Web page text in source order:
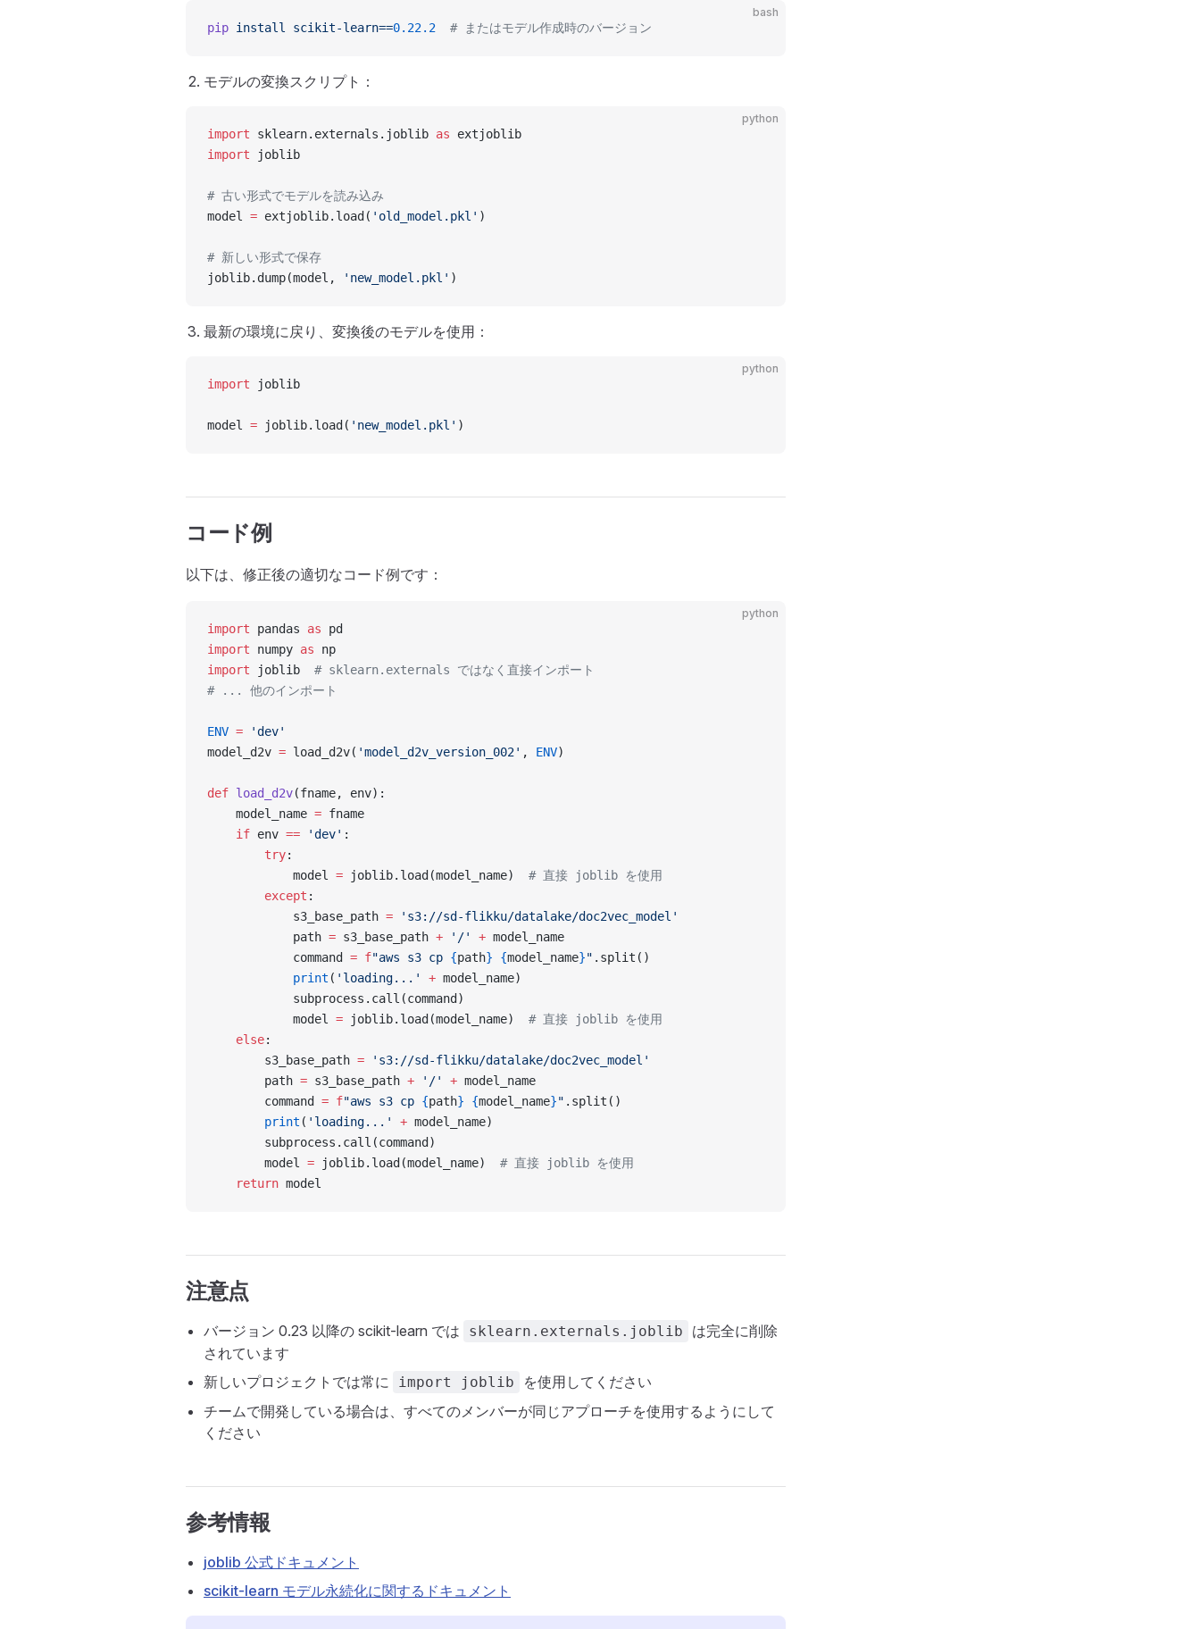
bash
pip install scikit-learn==0.22.2
  # またはモデル作成時のバージョン
モデルの変換スクリプト：
python
import sklearn.externals.joblib as extjoblib
import joblib
# 古い形式でモデルを読み込み
model = extjoblib.load( 'old_model.pkl' )
# 新しい形式で保存
joblib.dump(model,
'new_model.pkl' )
最新の環境に戻り、変換後のモデルを使用：
python
import joblib
model = joblib.load( 'new_model.pkl' )
コード例
以下は、修正後の適切なコード例です：
python
import pandas as pd
import numpy as np
import joblib # sklearn.externals ではなく直接インポート
# ... 他のインポート
ENV = 'dev'
model_d2v = load_d2v( 'model_d2v_version_002' , ENV)
def load_d2v(fname, env):
    model_name
= fname
    if
env == 'dev' :
        try
:
            model
= joblib.load(model_name) # 直接 joblib を使用
        except
:
            s3_base_path
= 's3://sd-flikku/datalake/doc2vec_model'
            path
= s3_base_path + '/' + model_name
            command
= f"aws s3 cp {path} {model_name}" .split()
            print
( 'loading...' + model_name)
            subprocess.call(command)
            model
= joblib.load(model_name) # 直接 joblib を使用
    else
:
        s3_base_path
= 's3://sd-flikku/datalake/doc2vec_model'
        path
= s3_base_path + '/' + model_name
        command
= f"aws s3 cp {path} {model_name}" .split()
        print
( 'loading...' + model_name)
        subprocess.call(command)
        model
= joblib.load(model_name) # 直接 joblib を使用
    return
model
注意点
バージョン 0.23 以降の scikit-learn では sklearn.externals.joblib
は完全に削除
されています
新しいプロジェクトでは常に
import joblib
を使用してください
チームで開発している場合は、すべてのメンバーが同じアプローチを使用するようにして
ください
参考情報
joblib 公式ドキュメント
scikit-learn モデル永続化に関するドキュメント